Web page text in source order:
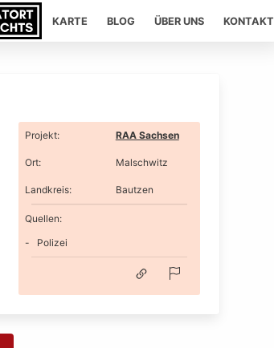
KARTE BLOG ÜBER UNS KONTAKT
Projekt: RAA Sachsen
Ort: Malschwitz
Landkreis: Bautzen
Quellen:
Polizei